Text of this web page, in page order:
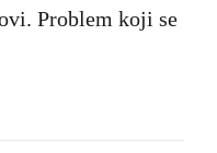
Problem koji se